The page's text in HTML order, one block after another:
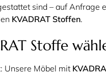
sind – auf Anfrage
KVADRAT Stoffen.
Stoffe
: Unsere Möbel mit